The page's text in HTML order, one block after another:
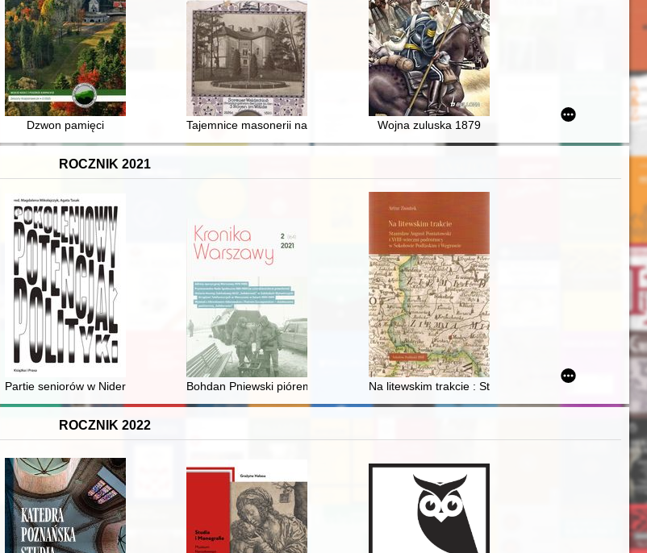
Dzwon pamięci Tajemnice masonerii na ziemi żarskiejWojna zuluska 1879
ROCZNIK 2021
nie szkòdzy"
of the Warsaw Ghetto. Vol. 5,
Partie seniorów w Niderlandach w latach 2010-2020Bohdan Pniewski piórem Grzegorza PiątkaNa litewskim trakcie : Stanisław August Poniatowski i
ROCZNIK 2022